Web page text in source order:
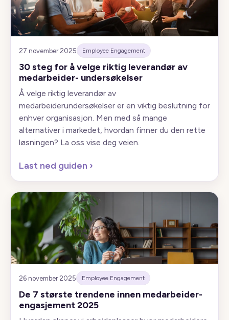
27 november 2025 Employee Engagement
30 steg for å velge riktig leverandør av
medarbeider- undersøkelser
Å velge riktig leverandør av
medarbeiderundersøkelser er en viktig beslutning for
enhver organisasjon. Men med så mange
alternativer i markedet, hvordan finner du den rette
løsningen? La oss vise deg veien.
Last ned guiden ›
26 november 2025 Employee Engagement
De 7 største trendene innen medarbeider-
engasjement 2025